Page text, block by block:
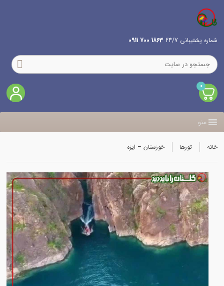
شماره پشتیبانی 24/7 1863 700 0911
0
منو
خانه تورها خوزستان – ایزه